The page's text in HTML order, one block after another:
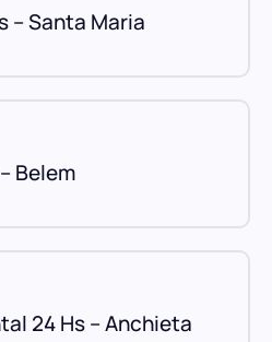
– Santa Maria
Belem
24 Hs – Anchieta